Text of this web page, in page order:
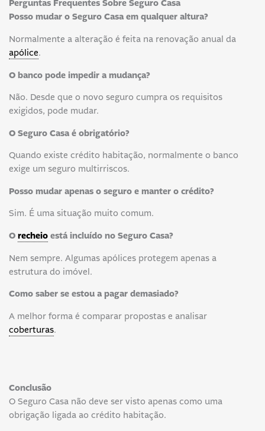
Perguntas Frequentes Sobre Seguro Casa
Posso mudar o Seguro Casa em qualquer altura?
Normalmente a alteração é feita na renovação anual da
apólice.
O banco pode impedir a mudança?
Não. Desde que o novo seguro cumpra os requisitos
exigidos, pode mudar.
O Seguro Casa é obrigatório?
Quando existe crédito habitação, normalmente o banco
exige um seguro multirriscos.
Posso mudar apenas o seguro e manter o crédito?
Sim. É uma situação muito comum.
O recheio está incluído no Seguro Casa?
Nem sempre. Algumas apólices protegem apenas a
estrutura do imóvel.
Como saber se estou a pagar demasiado?
A melhor forma é comparar propostas e analisar
coberturas.
Conclusão
O Seguro Casa não deve ser visto apenas como uma
obrigação ligada ao crédito habitação.